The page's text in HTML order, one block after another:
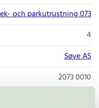
och parkutrustning 073
4
Søve AS
2073 0010